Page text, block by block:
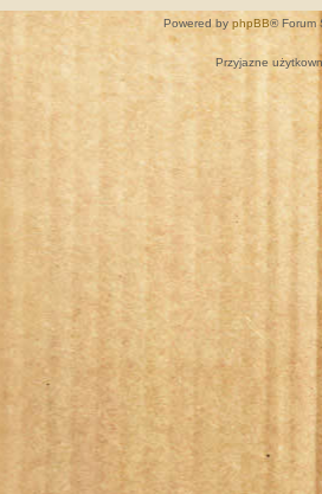
Powered by phpBB® Forum
Przyjazne